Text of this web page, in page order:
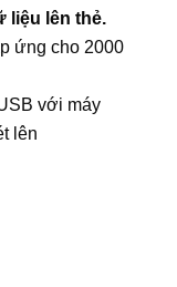
liệu lên thẻ.
ứng cho 2000
với máy
lên